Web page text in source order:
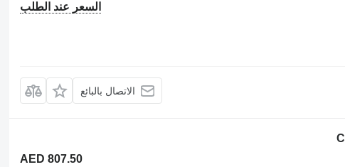
السعر عند الطلب
الاتصال بالبائع
AED 807.50